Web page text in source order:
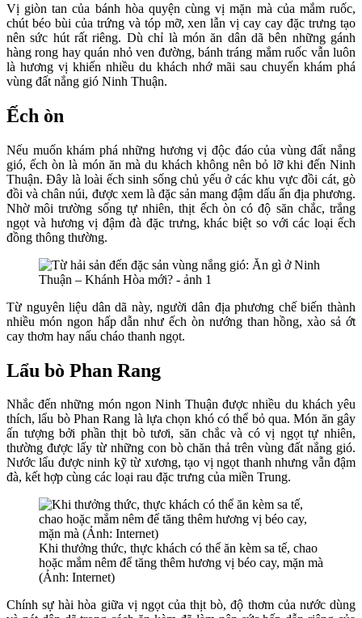
Vị giòn tan của bánh hòa quyện cùng vị mặn mà của mắm ruốc,
chút béo bùi của trứng và tóp mỡ, xen lẫn vị cay cay đặc trưng tạo
nên sức hút rất riêng. Dù chỉ là món ăn dân dã bên những gánh
hàng rong hay quán nhỏ ven đường, bánh tráng mắm ruốc vẫn luôn
là hương vị khiến nhiều du khách nhớ mãi sau chuyến khám phá
vùng đất nắng gió Ninh Thuận.
Ếch òn
Nếu muốn khám phá những hương vị độc đáo của vùng đất nắng
gió, ếch òn là món ăn mà du khách không nên bỏ lỡ khi đến Ninh
Thuận. Đây là loài ếch sinh sống chủ yếu ở các khu vực đồi cát, gò
đồi và chân núi, được xem là đặc sản mang đậm dấu ấn địa phương.
Nhờ môi trường sống tự nhiên, thịt ếch òn có độ săn chắc, trắng
ngọt và hương vị đậm đà đặc trưng, khác biệt so với các loại ếch
đồng thông thường.
Từ nguyên liệu dân dã này, người dân địa phương chế biến thành
nhiều món ngon hấp dẫn như ếch òn nướng than hồng, xào sả ớt
cay thơm hay nấu cháo thanh ngọt.
Lẩu bò Phan Rang
Nhắc đến những món ngon Ninh Thuận được nhiều du khách yêu
thích, lẩu bò Phan Rang là lựa chọn khó có thể bỏ qua. Món ăn gây
ấn tượng bởi phần thịt bò tươi, săn chắc và có vị ngọt tự nhiên,
thường được lấy từ những con bò chăn thả trên vùng đất nắng gió.
Nước lẩu được ninh kỹ từ xương, tạo vị ngọt thanh nhưng vẫn đậm
đà, kết hợp cùng các loại rau đặc trưng của miền Trung.
Khi thưởng thức, thực khách có thể ăn kèm sa tế, chao
hoặc mắm nêm để tăng thêm hương vị béo cay, mặn mà
(Ảnh: Internet)
Chính sự hài hòa giữa vị ngọt của thịt bò, độ thơm của nước dùng